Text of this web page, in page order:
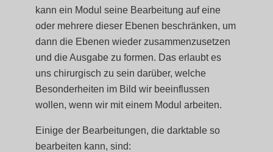
kann ein Modul seine Bearbeitung auf eine
oder mehrere dieser Ebenen beschränken, um
dann die Ebenen wieder zusammenzusetzen
und die Ausgabe zu formen. Das erlaubt es
uns chirurgisch zu sein darüber, welche
Besonderheiten im Bild wir beeinflussen
wollen, wenn wir mit einem Modul arbeiten.
Einige der Bearbeitungen, die darktable so
bearbeiten kann, sind: